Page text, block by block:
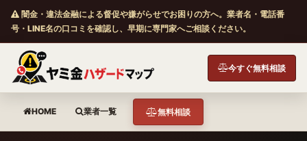
闇金・違法金融による督促や嫌がらせでお困りの方へ。業者名・電話番
号・LINE名の口コミを確認し、早期に専門家へご相談ください。
今すぐ無料相談
HOME 業者一覧 無料相談